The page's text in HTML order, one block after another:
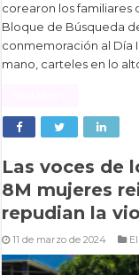
corearon los familiares
Bloque de Búsqueda
conmemoración al Día
mano, carteles en lo
Las voces de
8M mujeres
repudian la
11 de marzo de 2024